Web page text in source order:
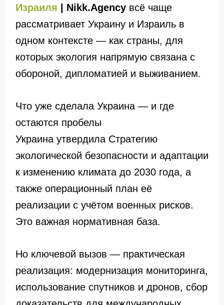
Израиля | Nikk.Agencyвсё чаще
рассматривает Украину и Израиль в
одном контексте — как страны, для
которых экология напрямую связана с
обороной, дипломатией и выживанием.
Что уже сделала Украина — и где
остаются пробелы
Украина утвердила Стратегию
экологической безопасности и адаптации
к изменению климата до 2030 года, а
также операционный план её
реализации с учётом военных рисков.
Это важная нормативная база.
Но ключевой вызов — практическая
реализация: модернизация мониторинга,
использование спутников и дронов, сбор